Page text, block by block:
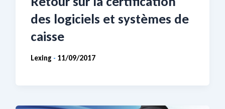
des logiciels et systèmes de
caisse
Lexing - 11/09/2017